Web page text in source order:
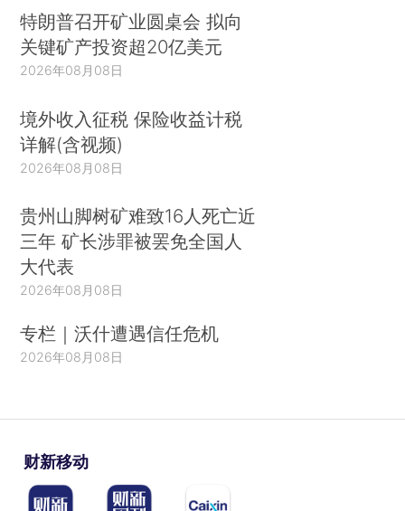
特朗普召开矿业圆桌会 拟向
关键矿产投资超20亿美元
2026年08月08日
境外收入征税 保险收益计税
详解(含视频)
2026年08月08日
贵州山脚树矿难致16人死亡近
三年 矿长涉罪被罢免全国人
大代表
2026年08月08日
专栏｜沃什遭遇信任危机
2026年08月08日
财新移动